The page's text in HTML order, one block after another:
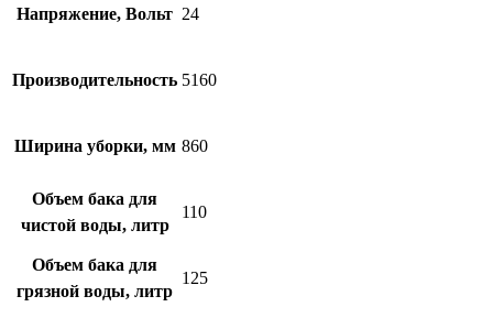
Напряжение, Вольт 24
Производительность 5160
Ширина уборки, мм 860
Объем бака для
чистой воды, литр
110
Объем бака для
грязной воды, литр
125